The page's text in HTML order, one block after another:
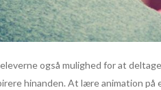
også mulighed for at
hinanden. At lære animation